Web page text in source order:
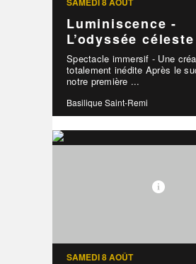
Luminiscence -
L’odyssée
Spectacle immersif - Une
totalement inédite Après le
notre première ...
Basilique Saint-Remi
SAMEDI 8 AOÛT